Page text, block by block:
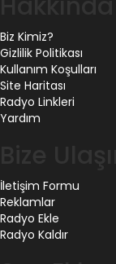
Biz Kimiz?
Gizlilik Politikası
Kullanım Koşulları
Site Haritası
Radyo Linkleri
Yardım
İletişim Formu
Reklamlar
Radyo Ekle
Radyo Kaldır